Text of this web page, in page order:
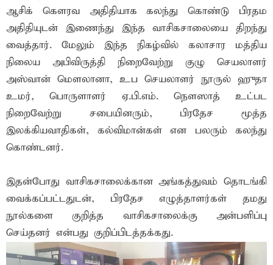
ஆசிக் கௌரவ அதிதியாக கலந்து கொண்டு பிரதம
அதிதியுடன் இணைந்து இந்த வாசிகசாலையை திறந்து
வைத்தார். மேலும் இந்த நிகழ்வில் கலாசார மத்திய
நிலைய அபிவிருத்தி நிறைவேற்று குழு செயலாளர்
அஸ்வான் மௌலானா, உப செயலாளர் நூருல் ஹுதா
உமர், பொருளாளர் ஏ.பி.எம். நௌஸாத் உட்பட
நிறைவேற்று சபையினரும், பிரதேச மூத்த
இலக்கியவாதிகள், கல்விமான்கள் என பலரும் கலந்து
கொண்டனர்.
இதன்போது வாசிகசாலைக்கான அங்கத்துவம் தொடங்கி
வைக்கப்பட்டதுடன், பிரதேச எழுத்தாளர்கள் தமது
நூல்களை குறித்த வாசிகசாலைக்கு அன்பளிப்பு
செய்தனர் என்பது குறிப்பிடத்தக்கது.